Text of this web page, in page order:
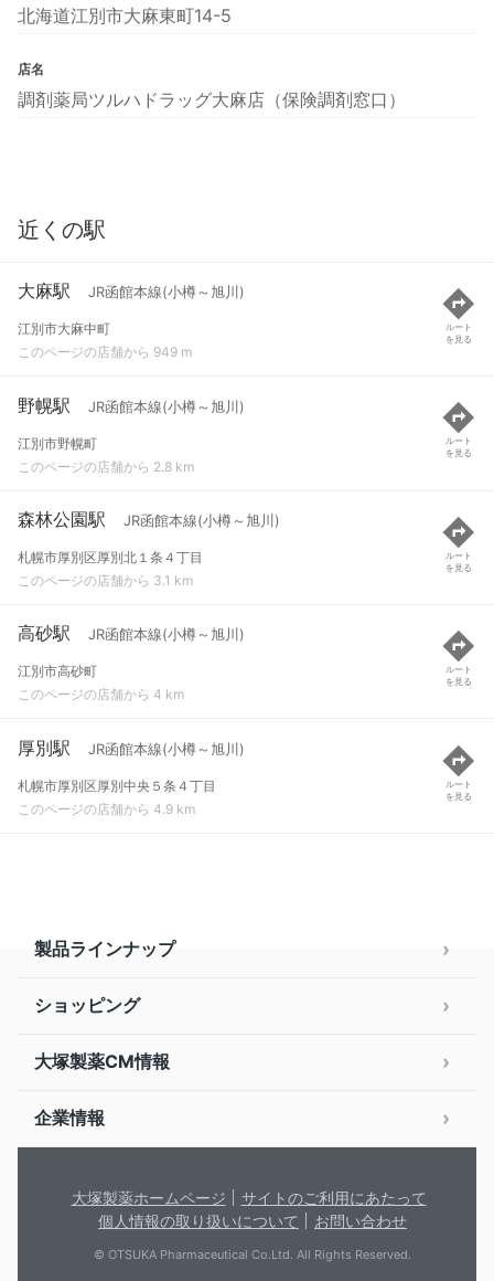
北海道江別市大麻東町14-5
店名
調剤薬局ツルハドラッグ大麻店（保険調剤窓口）
近くの駅
大麻駅 JR函館本線(小樽～旭川)
江別市大麻中町
このページの店舗から 949 m
ルート
を見る
野幌駅 JR函館本線(小樽～旭川)
江別市野幌町
このページの店舗から 2.8 km
ルート
を見る
森林公園駅 JR函館本線(小樽～旭川)
札幌市厚別区厚別北１条４丁目
このページの店舗から 3.1 km
ルート
を見る
高砂駅 JR函館本線(小樽～旭川)
江別市高砂町
このページの店舗から 4 km
ルート
を見る
厚別駅 JR函館本線(小樽～旭川)
札幌市厚別区厚別中央５条４丁目
このページの店舗から 4.9 km
ルート
を見る
製品ラインナップ
ショッピング
大塚製薬CM情報
企業情報
大塚製薬ホームページ
サイトのご利用にあたって
個人情報の取り扱いについて
お問い合わせ
© OTSUKA Pharmaceutical Co.Ltd. All Rights Reserved.